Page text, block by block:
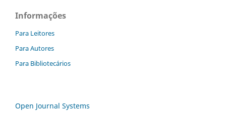
Informações
Para Leitores
Para Autores
Para Bibliotecários
Open Journal Systems